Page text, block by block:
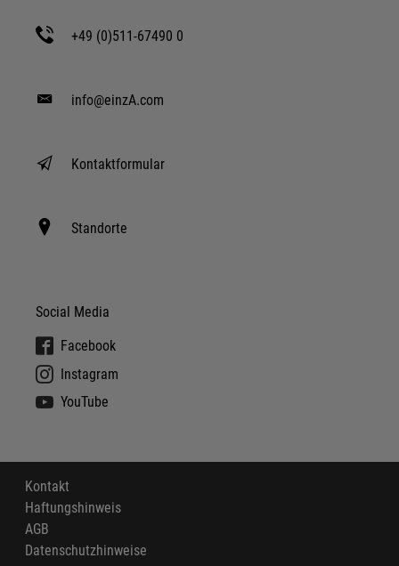
+49 (0)511-67490 0
info@einzA.com
Kontaktformular
Standorte
Social Media
Facebook
Instagram
YouTube
Kontakt
Haftungshinweis
AGB
Datenschutzhinweise